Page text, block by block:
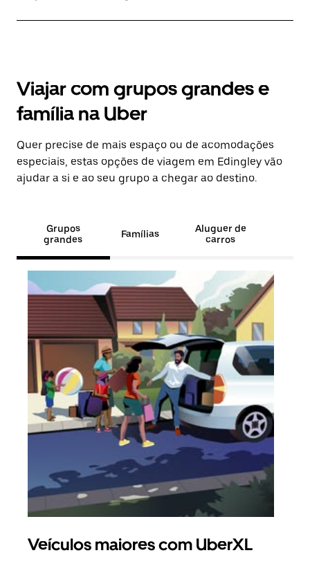
Viajar com grupos grandes e
família na Uber
Quer precise de mais espaço ou de acomodações
especiais, estas opções de viagem em Edingley vão
ajudar a si e ao seu grupo a chegar ao destino.
Grupos
grandes
Famílias
Aluguer de
carros
Veículos maiores com UberXL